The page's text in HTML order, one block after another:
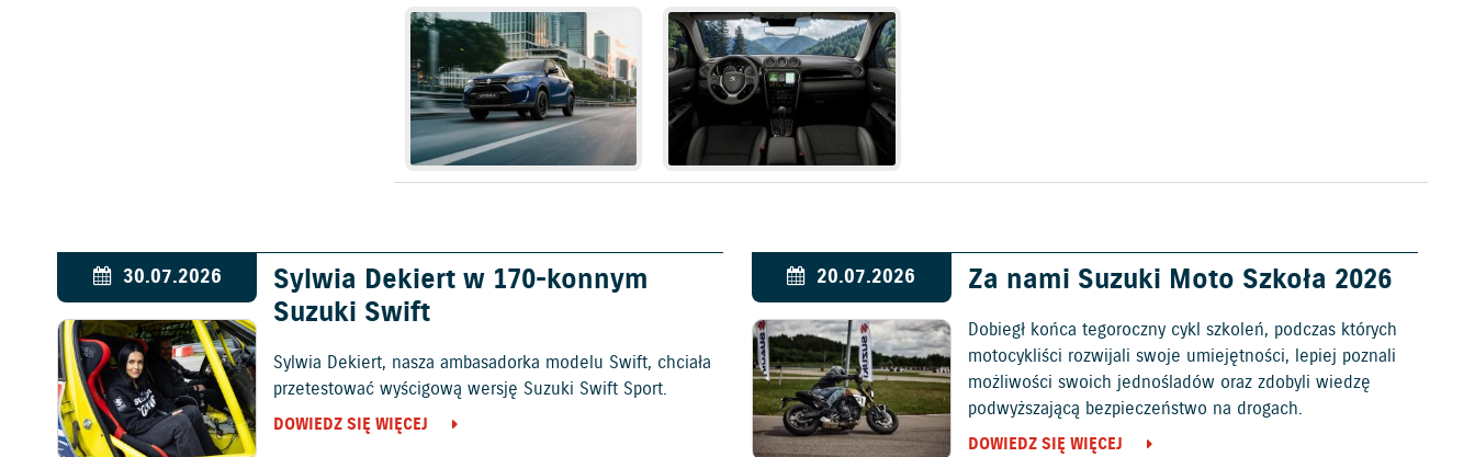
30.07.2026
Sylwia Dekiert w 170-konnym
Suzuki Swift
Sylwia Dekiert, nasza ambasadorka modelu Swift, chciała
przetestować wyścigową wersję Suzuki Swift Sport.
DOWIEDZ SIĘ WIĘCEJ
20.07.2026 Za nami Suzuki Moto Szkoła 2026
Dobiegł końca tegoroczny cykl szkoleń, podczas których
motocykliści rozwijali swoje umiejętności, lepiej poznali
możliwości swoich jednośladów oraz zdobyli wiedzę
podwyższającą bezpieczeństwo na drogach.
DOWIEDZ SIĘ WIĘCEJ